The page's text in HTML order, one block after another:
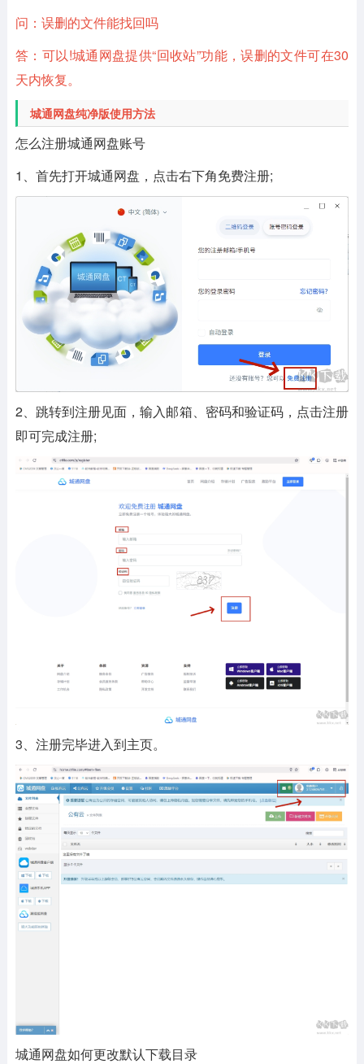
问：误删的文件能找回吗
答：可以!城通网盘提供“回收站”功能，误删的文件可在30
天内恢复。
城通网盘纯净版使用方法
怎么注册城通网盘账号
1、首先打开城通网盘，点击右下角免费注册;
2、跳转到注册见面，输入邮箱、密码和验证码，点击注册
即可完成注册;
3、注册完毕进入到主页。
城通网盘如何更改默认下载目录